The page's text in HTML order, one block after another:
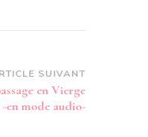
SUIVANT
en Vierge
en mode audio-